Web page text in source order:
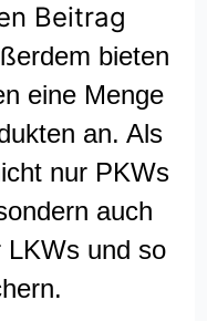
Beitrag
bieten
eine Menge
an. Als
nur PKWs
auch
LKWs und so